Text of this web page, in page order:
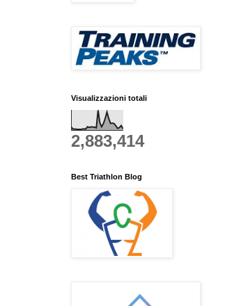
Visualizzazioni totali
2,883,414
Best Triathlon Blog